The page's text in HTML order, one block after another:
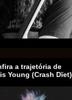
a trajetória de
Young (Crash Dïet)